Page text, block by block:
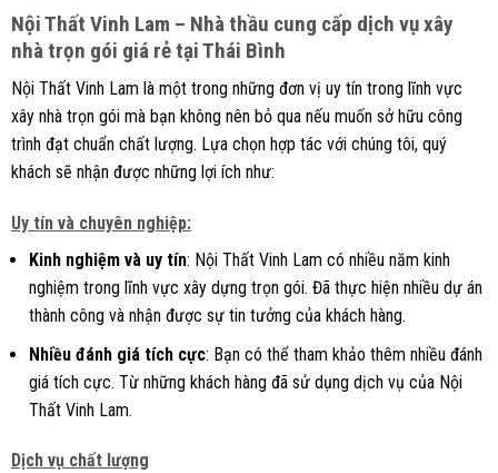
Nội Thất Vinh Lam – Nhà thầu cung cấp dịch vụ xây
nhà trọn gói giá rẻ tại Thái Bình
Nội Thất Vinh Lam là một trong những đơn vị uy tín trong lĩnh vực
xây nhà trọn gói mà bạn không nên bỏ qua nếu muốn sở hữu công
trình đạt chuẩn chất lượng. Lựa chọn hợp tác với chúng tôi, quý
khách sẽ nhận được những lợi ích như:
Uy tín và chuyên nghiệp:
Kinh nghiệm và uy tín: Nội Thất Vinh Lam có nhiều năm kinh
nghiệm trong lĩnh vực xây dựng trọn gói. Đã thực hiện nhiều dự án
thành công và nhận được sự tin tưởng của khách hàng.
Nhiều đánh giá tích cực: Bạn có thể tham khảo thêm nhiều đánh
giá tích cực. Từ những khách hàng đã sử dụng dịch vụ của Nội
Thất Vinh Lam.
Dịch vụ chất lượng